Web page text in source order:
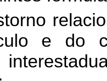
e do